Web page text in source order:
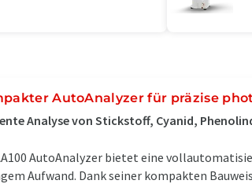
AutoAnalyzer für präzise
Analyse von Stickstoff, Cyanid,
AutoAnalyzer bietet eine
Aufwand. Dank seiner kompakten